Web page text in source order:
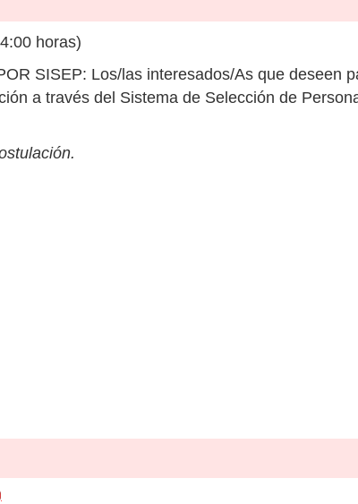
horas)
SISEP: Los/las interesados/As que deseen
a través del Sistema de Selección de